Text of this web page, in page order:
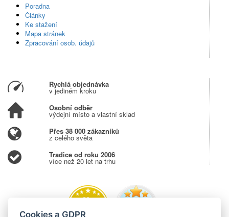
Poradna
Články
Ke stažení
Mapa stránek
Zpracování osob. údajů
Rychlá objednávka
v jediném kroku
Osobní odběr
výdejní místo a vlastní sklad
Přes 38 000 zákazníků
z celého světa
Tradice od roku 2006
více než 20 let na trhu
Cookies a GDPR